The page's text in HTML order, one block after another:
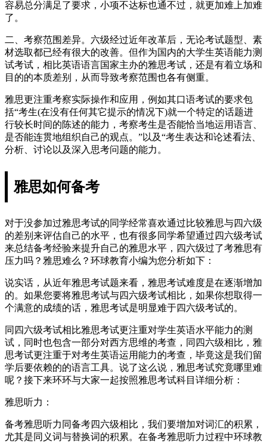
容易总分满足了要求，小项不达标也通不过，就更加难上加难
了。
二、考察范围差异。六级经过近年改革后，无论考试题型、素
材选取都已经有很大的改善。但作为国内的大学生英语能力测
试考试，相比英语语言国家主办的雅思考试，还是有着立场和
目的的本质差别，从而导致考察范围也各有侧重。
雅思更注重考察实际操作和应用，例如其口语考试的要求包
括“考生(在没有任何其它提示的情况下)就一个特定的话题进
行较长时间的陈述的能力，考察考生是否能恰当地运用语言、
是否能连贯地组织自己的观点。”以及“考生表达和论述看法、
分析、讨论以及深入思考问题的能力。
雅思如何备考
对于没参加过雅思考试的同学经常喜欢通过比较雅思与四六级
的差别来评估自己的水平，也有很多同学希望通过四六级考试
来总结备考经验来提升自己的雅思水平，四六级过了考雅思有
压力吗？雅思难么？环球教育小编为您分析如下：
说实话，从近年雅思考试题来看，雅思考试难度是在逐渐增加
的。如果您要将雅思考试与四六级考试相比，如果你想取得一
个满意的成绩的话，雅思考试是明显难于四六级考试的。
同四六级考试相比雅思考试更注重对学生英语水平能力的测
试，同时也包含一部分对西方思维的考查，同四六级相比，雅
思考试更注重于对考生英语运用能力的考查，毕竟这是我们留
学后要依赖的的语言工具。说了这么说，雅思考试究竟哪里难
呢？接下来环环与大家一起按照雅思考试科目详细分析：
雅思听力：
备考雅思听力同备考四六级相比，我们要增加对词汇的积累，
尤其是同义词与替换词的积累。在备考雅思听力过程中环球教